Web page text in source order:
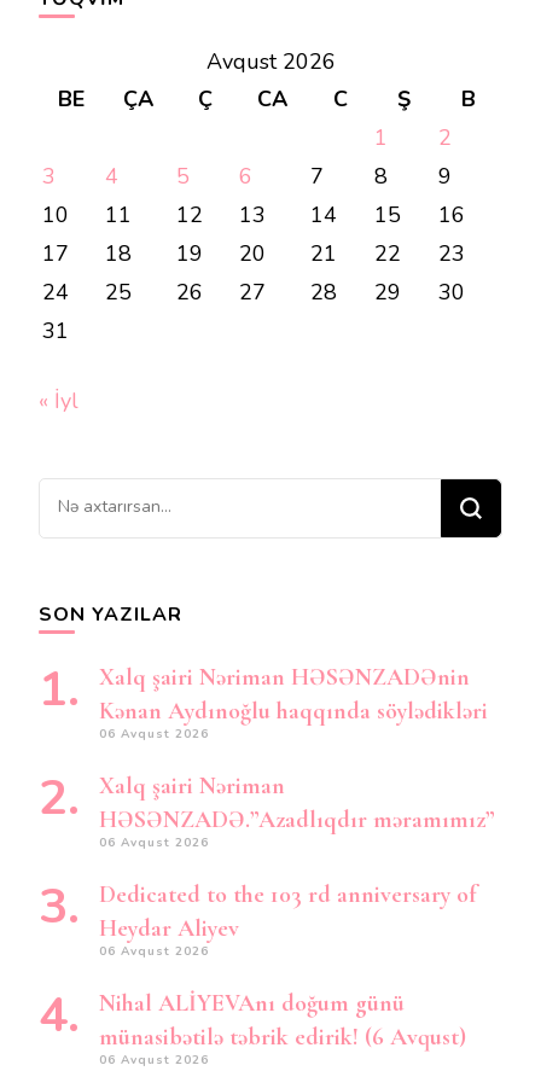
Avqust 2026
BE
ÇA Ç CA C Ş
B
1
2
3
4 5 6 7 8
9
10
11 12 13 14 15
16
17
18 19 20 21 22
23
24
25 26 27 28 29
30
31
« İyl
Bir
şey
SON YAZILAR
Xalq şairi Nəriman HƏSƏNZADƏnin
Kənan Aydınoğlu haqqında söylədikləri
06 Avqust 2026
Xalq şairi Nəriman
HƏSƏNZADƏ.”Azadlıqdır məramımız”
06 Avqust 2026
Dedicated to the 103 rd anniversary of
Heydar Aliyev
06 Avqust 2026
Nihal ALİYEVAnı doğum günü
münasibətilə təbrik edirik! (6 Avqust)
06 Avqust 2026